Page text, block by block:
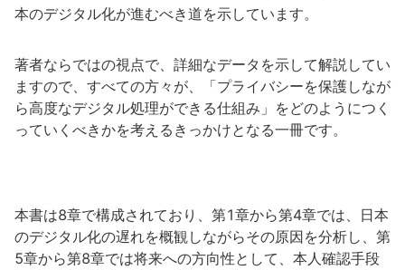
本のデジタル化が進むべき道を示しています。
著者ならではの視点で、詳細なデータを示して解説してい
ますので、すべての方々が、「プライバシーを保護しなが
ら高度なデジタル処理ができる仕組み」をどのようにつく
っていくべきかを考えるきっかけとなる一冊です。
本書は8章で構成されており、第1章から第4章では、日本
のデジタル化の遅れを概観しながらその原因を分析し、第
5章から第8章では将来への方向性として、本人確認手段